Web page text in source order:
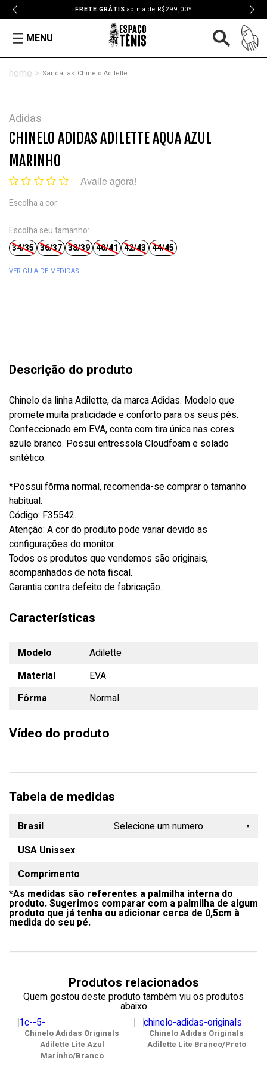
FRETE GRÁTIS acima de R$299,00*
MENU
Sandálias Chinelo Adilette
Adidas
CHINELO ADIDAS ADILETTE AQUA AZUL
MARINHO
Avalie agora!
Escolha a cor:
Escolha seu tamanho:
34/35 36/37 38/39 40/41 42/43 44/45
VER GUIA DE MEDIDAS
Descrição do produto
Chinelo da linha Adilette, da marca Adidas. Modelo que
promete muita praticidade e conforto para os seus pés.
Confeccionado em EVA, conta com tira única nas cores
azule branco. Possui entressola Cloudfoam e solado
sintético.
*Possui fôrma normal, recomenda-se comprar o tamanho
habitual.
Código: F35542.
Atenção: A cor do produto pode variar devido as
configurações do monitor.
Todos os produtos que vendemos são originais,
acompanhados de nota fiscal.
Garantia contra defeito de fabricação.
Características
Modelo
Adilette
Material
EVA
Fôrma
Normal
Vídeo do produto
Tabela de medidas
Brasil
USA Unissex
Comprimento
*As medidas são referentes a palmilha interna do
produto. Sugerimos comparar com a palmilha de algum
produto que já tenha ou adicionar cerca de 0,5cm à
medida do seu pé.
Selecione um numero
38/39
Produtos relacionados
Quem gostou deste produto também viu os produtos
abaixo
Chinelo Adidas Originals
Adilette Lite Azul
Marinho/Branco
Chinelo Adidas Originals
Adilette Lite Branco/Preto